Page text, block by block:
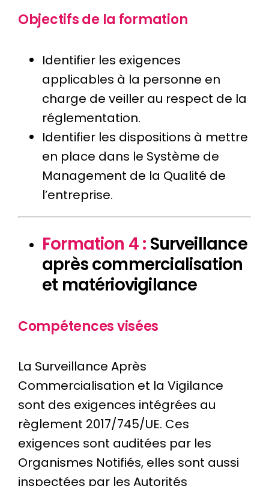
Objectifs de la formation
Identifier les exigences
applicables à la personne en
charge de veiller au respect de la
réglementation.
Identifier les dispositions à mettre
en place dans le Système de
Management de la Qualité de
l’entreprise.
Formation 4 : Surveillance
après commercialisation
et matériovigilance
Compétences visées
La Surveillance Après
Commercialisation et la Vigilance
sont des exigences intégrées au
règlement 2017/745/UE. Ces
exigences sont auditées par les
Organismes Notifiés, elles sont aussi
inspectées par les Autorités